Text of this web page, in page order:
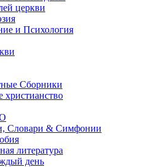
церкви
и Психология
Сборники
христианство
Словари & Симфонии
литература
день